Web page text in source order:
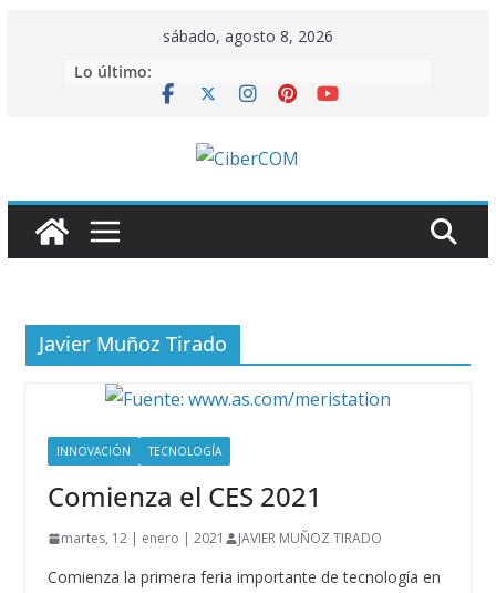
sábado, agosto 8, 2026
Lo último:
Javier Muñoz Tirado
INNOVACIÓN TECNOLOGÍA
Comienza el CES 2021
martes, 12 | enero | 2021 JAVIER MUÑOZ TIRADO
Comienza la primera feria importante de tecnología en